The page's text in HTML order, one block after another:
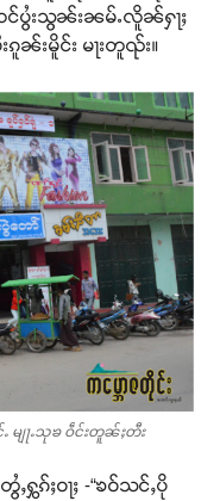
င်ပွႆးသွၼ်းၼမ်ႉလိူၼ်ႁႃႈ
ၼ်းမိူင်း မႃးတူၺ်း။
မျႃႉသုၶ ဝဵင်းတူၼ်ႈတီး
ၵ်ႈဝႃႈ -“ၶဝ်သင်ႇပို